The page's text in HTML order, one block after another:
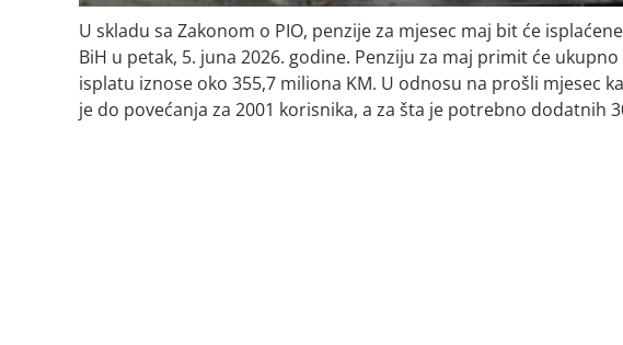
U skladu sa Zakonom o PIO, penzije za mjesec maj bit će
BiH u petak, 5. juna 2026. godine. Penziju za maj primit će
isplatu iznose oko 355,7 miliona KM. U odnosu na prošli mjesec
je do povećanja za 2001 korisnika, a za šta je potrebno dodatnih